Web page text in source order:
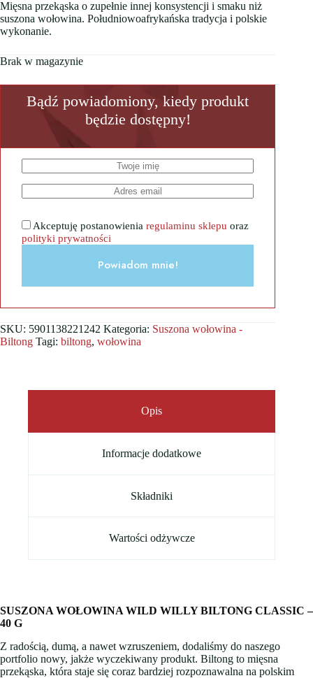
Mięsna przekąska o zupełnie innej konsystencji i smaku niż
suszona wołowina. Południowoafrykańska tradycja i polskie
wykonanie.
Brak w magazynie
Bądź powiadomiony, kiedy produkt
będzie dostępny!
Akceptuję postanowienia regulaminu sklepu oraz
polityki prywatności
Powiadom mnie!
SKU: 5901138221242 Kategoria: Suszona wołowina -
Biltong Tagi: biltong, wołowina
Opis
Informacje dodatkowe
Składniki
Wartości odżywcze
SUSZONA WOŁOWINA WILD WILLY BILTONG CLASSIC –
40 G
Z radością, dumą, a nawet wzruszeniem, dodaliśmy do naszego
portfolio nowy, jakże wyczekiwany produkt. Biltong to mięsna
przekąska, która staje się coraz bardziej rozpoznawalna na polskim